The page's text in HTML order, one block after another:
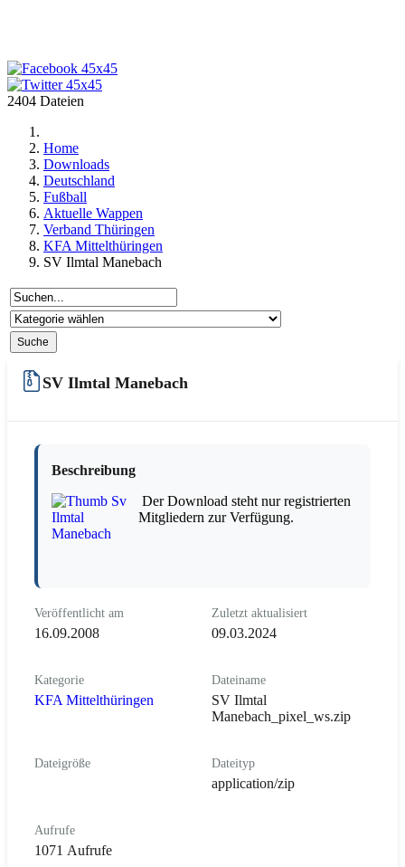
2404 Dateien
Home
Downloads
Deutschland
Fußball
Aktuelle Wappen
Verband Thüringen
KFA Mittelthüringen
SV Ilmtal Manebach
SV Ilmtal Manebach
Beschreibung
Der Download steht nur registrierten
Mitgliedern zur Verfügung.
Veröffentlicht am
16.09.2008
Zuletzt aktualisiert
09.03.2024
Kategorie
KFA Mittelthüringen
Dateiname
SV Ilmtal
Manebach_pixel_ws.zip
Dateigröße Dateityp
application/zip
Aufrufe
1071 Aufrufe